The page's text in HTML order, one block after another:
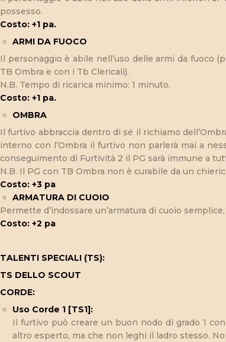
possesso.
Costo: +1 pa.
ARMI DA FUOCO
Il personaggio è abile nell’uso delle armi da fuoco
TB Ombra e con i Tb Clericali).
N.B. Tempo di ricarica minimo: 1 minuto.
Costo: +1 pa.
OMBRA
Il furtivo abbraccia dentro di sé il richiamo
interno con l’Ombra il furtivo non parlerà mai a
conseguimento di Furtività 2 il PG sarà immune a
N.B. Il PG con TB Ombra non è curabile da un
Costo: +3 pa
ARMATURA DI CUOIO
Permette d’indossare un’armatura di cuoio
Costo: +2 pa
TALENTI SPECIALI (TS):
TS DELLO SCOUT
CORDE:
Uso Corde 1 [TS1]:
Il furtivo può creare un buon nodo di grado 1
altro esperto, ma che non leghi il ladro stesso.